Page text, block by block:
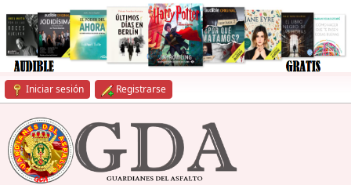
Iniciar sesión Registrarse